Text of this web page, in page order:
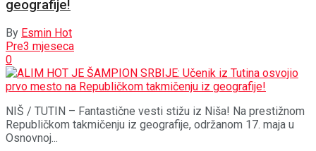
geografije!
By Esmin Hot
Pre3 mjeseca
0
NIŠ / TUTIN – Fantastične vesti stižu iz Niša! Na prestižnom
Republičkom takmičenju iz geografije, održanom 17. maja u
Osnovnoj...